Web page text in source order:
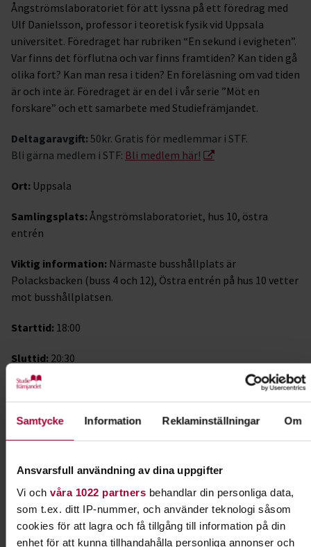
Samtycke Information Reklaminställningar Om
Ansvarsfull användning av dina uppgifter
Vi och våra 1022 partnersbehandlar din personliga data,
som t.ex. ditt IP-nummer, och använder teknologi såsom
cookies för att lagra och få tillgång till information på din
enhet för att kunna tillhandahålla personliga annonser och
Ångströmslaboratoriet för att lyssna på ett föredrag med
Ulf Danielsson, professor i teoretisk fysik vid Uppsala
universitet. Föredraget har rubriken “En sekund i evigheten”.
Var finns det förflutna och var finns framtiden? Kan tiden gå
olika fort? Kan man resa i tiden? En föreläsning om vad tiden
är och inte är. Föredraget är en del i vår serie ”Möt en
forskare” och ett samarbete med Studiefrämjandet.
Deltagaravgift: 50kr. Gratis för medlemmar i STF.
Bli gärna medlem i STF: Bli medlem här!
Ort: Uppsala
Samlingsplats:Ångströmslaboratoriet, hus 10, östra
entrén
Viktig information: Närmaste busshållplats är
Polacksbacken (buss 4 och 12), Östra entrén på hus 10 vetter
mot busshållplatsen.
Starttid: 18:00
Sluttid: 20:30
Sista anmälningsdag:
För ev. frågor stf.uppsala@gmail.com
STF Uppsala Lokalavdelning
Kontakt